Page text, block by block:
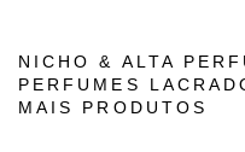
NICHO & ALTA
PERFUMES
MAIS PRODUTOS